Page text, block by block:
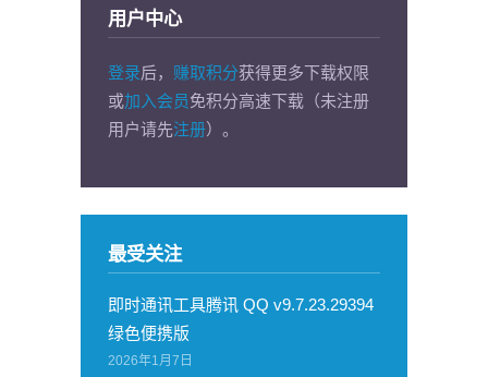
用户中心
登录后， 赚取积分获得更多下载权限
或加入会员免积分高速下载（未注册
用户请先注册）。
最受关注
即时通讯工具腾讯 QQ v9.7.23.29394
绿色便携版
2026年1月7日